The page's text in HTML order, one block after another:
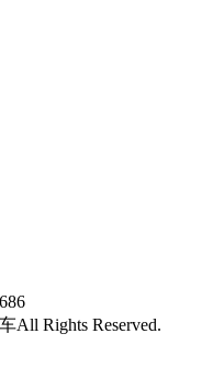
All Rights Reserved.